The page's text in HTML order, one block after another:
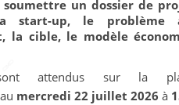
un dossier de
start-up, le problème
la cible, le modèle
attendus sur la
mercredi 22 juillet 2026 à